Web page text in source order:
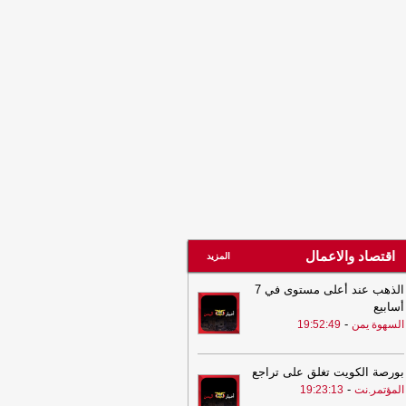
اقتصاد والاعمال المزيد
الذهب عند أعلى مستوى في 7
أسابيع
السهوة يمن -
19:52:49
بورصة الكويت تغلق على تراجع
المؤتمر.نت -
19:23:13